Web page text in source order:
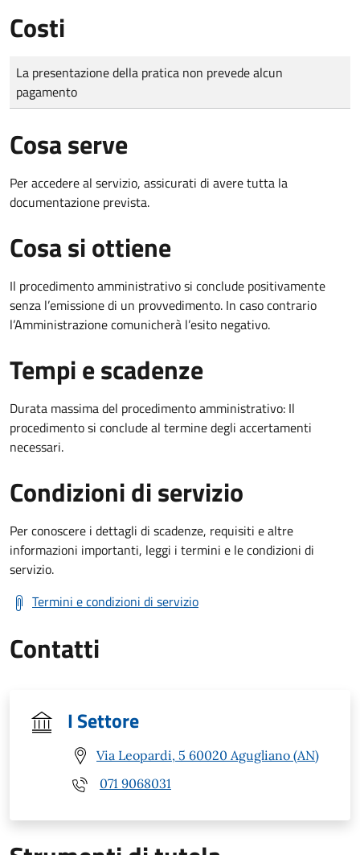
Costi
Tipo di pagamento
Importo
La presentazione della pratica non prevede alcun
pagamento
Cosa serve
Per accedere al servizio, assicurati di avere tutta la
documentazione prevista.
Cosa si ottiene
Il procedimento amministrativo si conclude positivamente
senza l’emissione di un provvedimento. In caso contrario
l’Amministrazione comunicherà l’esito negativo.
Tempi e scadenze
Durata massima del procedimento amministrativo: Il
procedimento si conclude al termine degli accertamenti
necessari.
Condizioni di servizio
Per conoscere i dettagli di scadenze, requisiti e altre
informazioni importanti, leggi i termini e le condizioni di
servizio.
Termini e condizioni di servizio
Contatti
I Settore
Via Leopardi, 5 60020 Agugliano (AN)
071 9068031